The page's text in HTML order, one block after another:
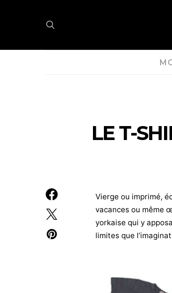
LE T-
Vierge ou imprimé,
vacances ou même
yorkaise qui y
limites que